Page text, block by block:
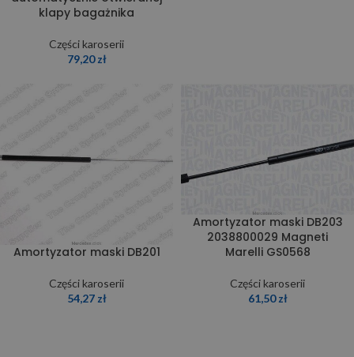
klapy bagażnika
Części karoserii
79,20zł
Amortyzator maski DB201
Części karoserii
54,27 zł
Amortyzator maski DB203
2038800029 Magneti
Marelli GS0568
Części karoserii
61,50zł